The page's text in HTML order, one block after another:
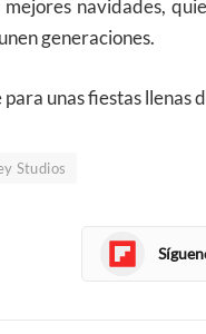
mejores navidades,
generaciones.
unas fiestas llenas
Studios